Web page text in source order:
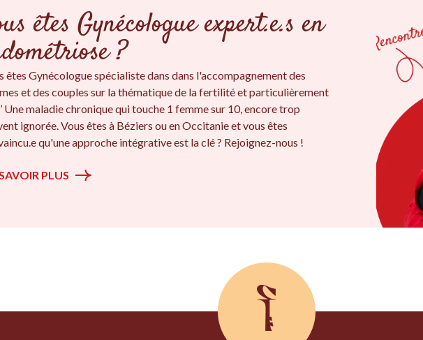
êtes Gynécologue expert.e.s en
?
êtes Gynécologue spécialiste dans dans l'accompagnement des
et des couples sur la thématique de la fertilité et particulièrement
Une maladie chronique qui touche 1 femme sur 10, encore trop
ignorée. Vous êtes à Béziers ou en Occitanie et vous êtes
qu'une approche intégrative est la clé ? Rejoignez-nous !
PLUS